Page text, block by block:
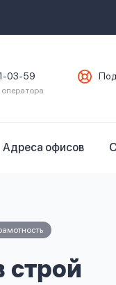
03-59
Адреса офисов
строй